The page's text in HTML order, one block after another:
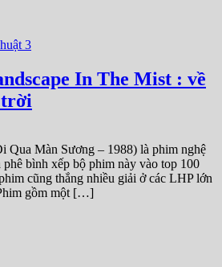
3
In The Mist : về
trời
Qua Màn Sương – 1988) là phim nghệ
bình xếp bộ phim này vào top 100
cũng thắng nhiều giải ở các LHP lớn
gồm một […]